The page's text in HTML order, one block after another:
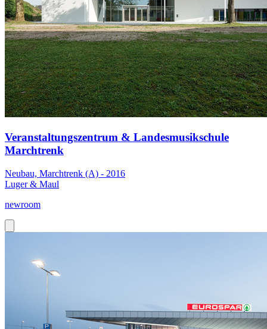
Veranstaltungszentrum & Landesmusikschule
Marchtrenk
Neubau, Marchtrenk (A) - 2016
Luger & Maul
newroom